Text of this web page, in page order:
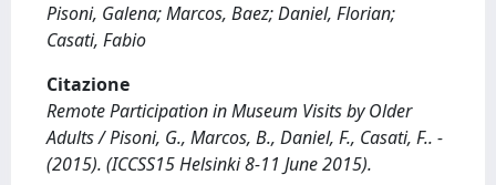
Pisoni, Galena; Marcos, Baez; Daniel, Florian;
Casati, Fabio
Citazione
Remote Participation in Museum Visits by Older
Adults / Pisoni, G., Marcos, B., Daniel, F., Casati, F.. -
(2015). (ICCSS15 Helsinki 8-11 June 2015).